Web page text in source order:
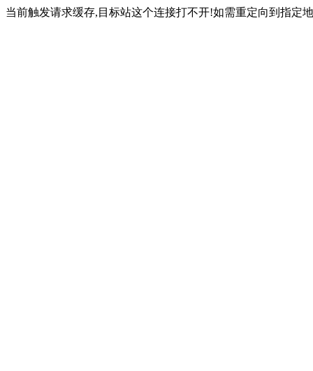
当前触发请求缓存,目标站这个连接打不开!如需重定向到指定